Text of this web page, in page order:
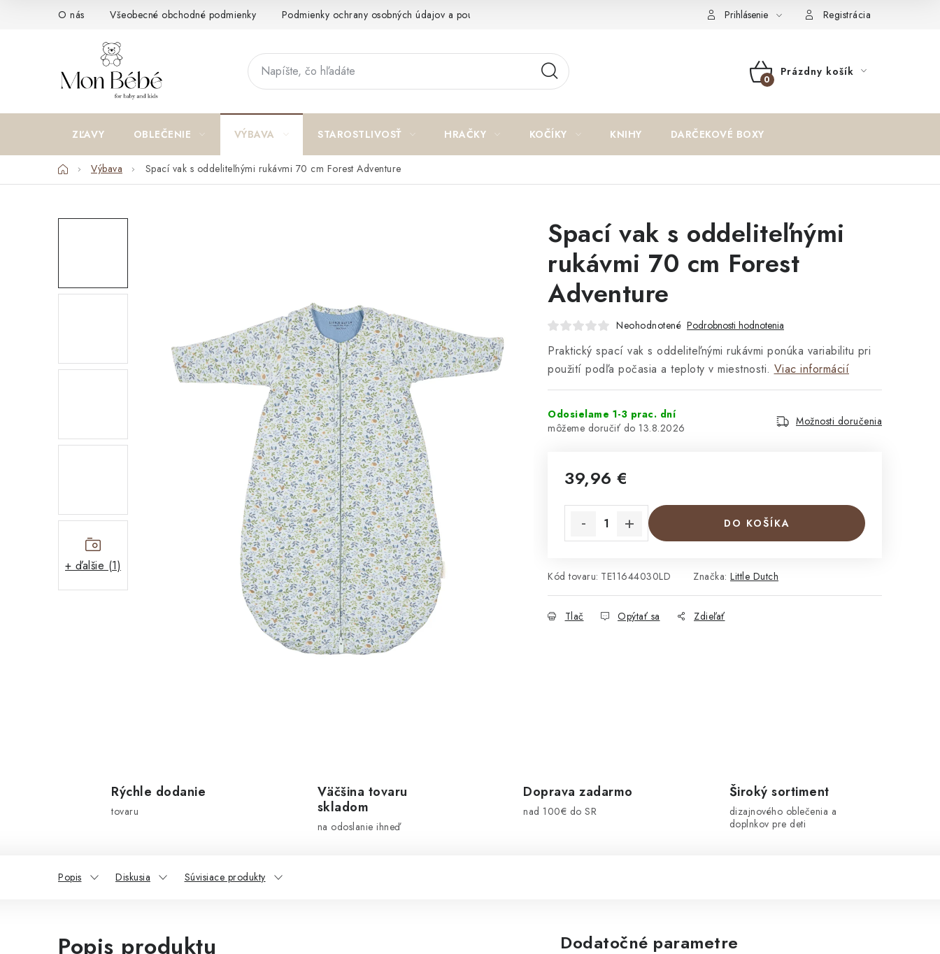
O nás Všeobecné obchodné podmienky Podmienky ochrany osobných údajov a poučenie o cookies Reklamačný formulár Formulár na odstúpenie od
Prihlásenie Registrácia
NÁKUPNÝ
Prázdny košík
ZĽAVY OBLEČENIE VÝBAVA STAROSTLIVOSŤ HRAČKY KOČÍKY KNIHY DARČEKOVÉ BOXY
DomovVýbava Spací vak s oddeliteľnými rukávmi 70 cm Forest Adventure
+ ďalšie (1)
Spací vak s oddeliteľnými
rukávmi 70 cm Forest
Adventure
Neohodnotené Podrobnosti hodnotenia
Praktický spací vak s oddeliteľnými rukávmi ponúka variabilitu pri
použití podľa počasia a teploty v miestnosti. Viac informácií
Odosielame 1-3 prac. dní
13.8.2026
Možnosti doručenia
39,96 €
DO KOŠÍKA
Kód tovaru: TE11644030LD Značka: Little Dutch
Tlač Opýtať sa Zdieľať
Rýchle dodanie
tovaru
Väčšina tovaru
skladom
na odoslanie ihneď
Doprava zadarmo
nad 100€ do SR
Široký sortiment
dizajnového oblečenia a
doplnkov pre deti
Popis Diskusia Súvisiace produkty
Popis produktu Dodatočné parametre